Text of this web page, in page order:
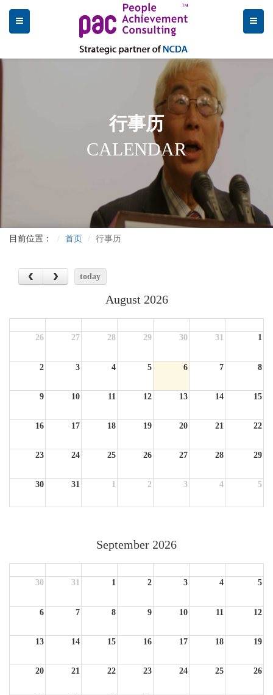
行事历
CALENDAR
目前位置： 首页 行事历
August 2026
today
26
27 28 29 30 31 1
2 3 4 5 6 7 8
9 10 11 12 13 14 15
16 17 18 19 20 21 22
23 24 25 26 27 28 29
30 31 1 2 3 4 5
September 2026
30
31 1 2 3 4 5
6 7 8 9 10 11 12
13 14 15 16 17 18 19
20 21 22 23 24 25 26